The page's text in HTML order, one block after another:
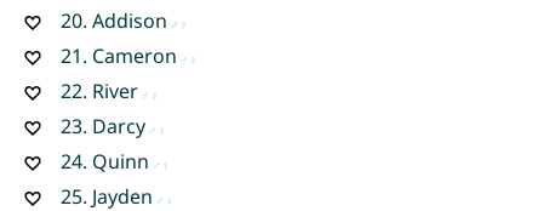
20. Addison
21. Cameron
22. River
23. Darcy
24. Quinn
25. Jayden